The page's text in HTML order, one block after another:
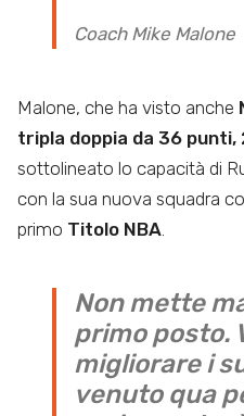
Coach Mike Malone
Malone, che ha visto anche
tripla doppia da 36 punti,
sottolineato lo capacità di
con la sua nuova squadra
primo Titolo NBA
Non mette
primo posto.
migliorare i
venuto qua